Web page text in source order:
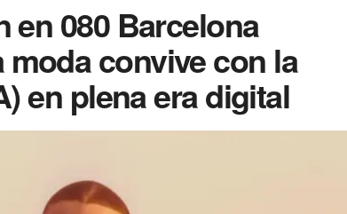
en 080 Barcelona
convive con la
en plena era digital